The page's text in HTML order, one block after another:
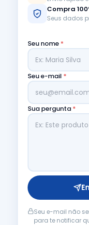
Compra
Seus dados
Seu nome *
Seu e-mail *
Sua pergunta *
Seu e-mail não
para te notificar